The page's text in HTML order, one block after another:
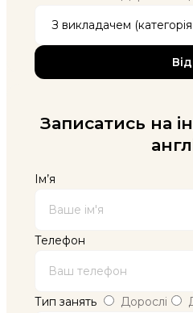
Записатись на
Ім’я
Телефон
Тип занять Дорослі